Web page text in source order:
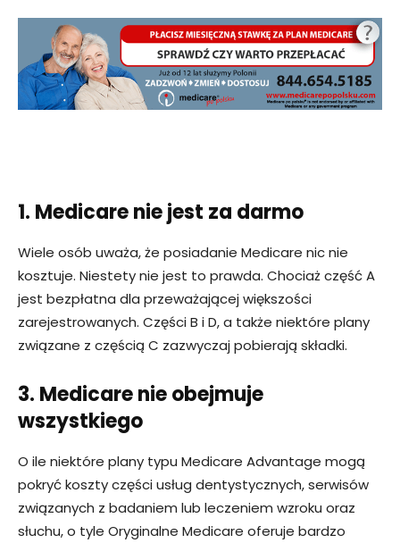
1. Medicare nie jest za darmo
Wiele osób uważa, że posiadanie Medicare nic nie
kosztuje. Niestety nie jest to prawda. Chociaż część A
jest bezpłatna dla przeważającej większości
zarejestrowanych. Części B i D, a także niektóre plany
związane z częścią C zazwyczaj pobierają składki.
3. Medicare nie obejmuje
wszystkiego
O ile niektóre plany typu Medicare Advantage mogą
pokryć koszty części usług dentystycznych, serwisów
związanych z badaniem lub leczeniem wzroku oraz
słuchu, o tyle Oryginalne Medicare oferuje bardzo